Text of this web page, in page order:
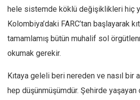
hele sistemde köklü değişiklikleri hiç
Kolombiya’daki FARC’tan başlayarak
tamamlamış bütün muhalif sol
okumak gerekir.
Kıtaya geleli beri nereden ve nasıl bir
hep düşünmüşümdür. Şehirde